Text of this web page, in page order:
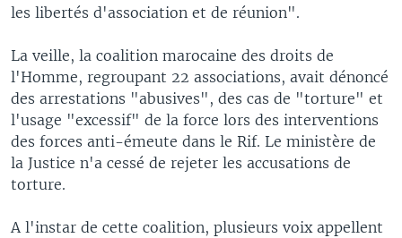
les libertés d'association et de réunion".
La veille, la coalition marocaine des droits de
l'Homme, regroupant 22 associations, avait dénoncé
des arrestations "abusives", des cas de "torture" et
l'usage "excessif" de la force lors des interventions
des forces anti-émeute dans le Rif. Le ministère de
la Justice n'a cessé de rejeter les accusations de
torture.
A l'instar de cette coalition, plusieurs voix appellent